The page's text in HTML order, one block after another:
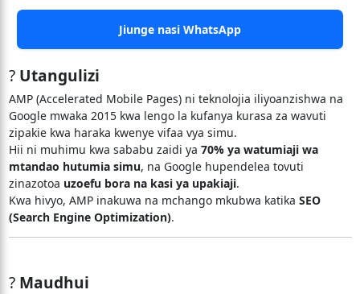
Jiunge nasi WhatsApp
? Utangulizi
AMP (Accelerated Mobile Pages) ni teknolojia iliyoanzishwa na
Google mwaka 2015 kwa lengo la kufanya kurasa za wavuti
zipakie kwa haraka kwenye vifaa vya simu.
Hii ni muhimu kwa sababu zaidi ya 70% ya watumiaji wa
mtandao hutumia simu, na Google hupendelea tovuti
zinazotoa uzoefu bora na kasi ya upakiaji.
Kwa hivyo, AMP inakuwa na mchango mkubwa katika SEO
(Search Engine Optimization).
? Maudhui